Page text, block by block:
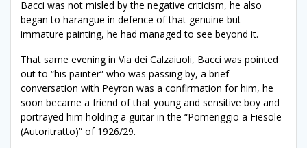
Bacci was not misled by the negative criticism, he also
began to harangue in defence of that genuine but
immature painting, he had managed to see beyond it.
That same evening in Via dei Calzaiuoli, Bacci was pointed
out to “his painter” who was passing by, a brief
conversation with Peyron was a confirmation for him, he
soon became a friend of that young and sensitive boy and
portrayed him holding a guitar in the “Pomeriggio a Fiesole
(Autoritratto)” of 1926/29.